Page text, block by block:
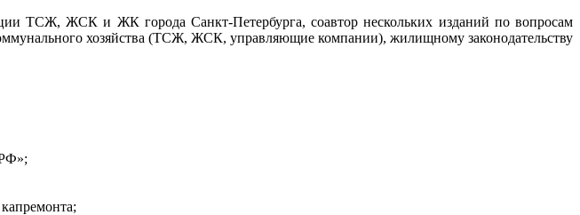
ТСЖ, ЖСК и ЖК города Санкт-Петербурга, соавтор нескольких изданий по вопросам
хозяйства (ТСЖ, ЖСК, управляющие компании), жилищному законодательству